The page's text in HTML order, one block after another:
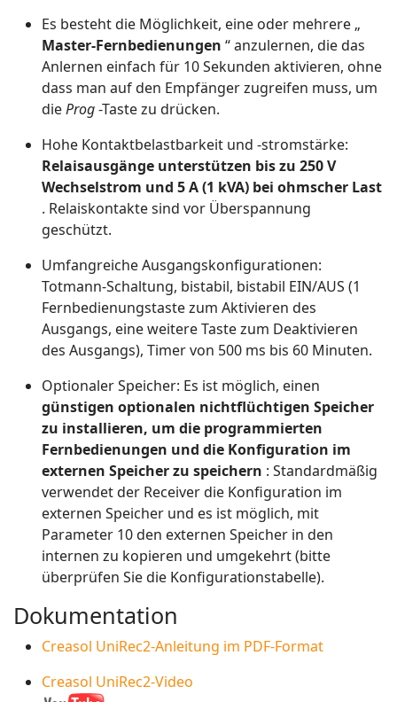
Es besteht die Möglichkeit, eine oder mehrere „
Master-Fernbedienungen “ anzulernen, die das
Anlernen einfach für 10 Sekunden aktivieren, ohne
dass man auf den Empfänger zugreifen muss, um
dieProg-Taste zu drücken.
Hohe Kontaktbelastbarkeit und -stromstärke:
Relaisausgänge unterstützen bis zu 250 V
Wechselstrom und 5 A (1 kVA) bei ohmscher Last
. Relaiskontakte sind vor Überspannung
geschützt.
Umfangreiche Ausgangskonfigurationen:
Totmann-Schaltung, bistabil, bistabil EIN/AUS (1
Fernbedienungstaste zum Aktivieren des
Ausgangs, eine weitere Taste zum Deaktivieren
des Ausgangs), Timer von 500 ms bis 60 Minuten.
Optionaler Speicher: Es ist möglich, einen
günstigen optionalen nichtflüchtigen Speicher
zu installieren, um die programmierten
Fernbedienungen und die Konfiguration im
externen Speicher zu speichern : Standardmäßig
verwendet der Receiver die Konfiguration im
externen Speicher und es ist möglich, mit
Parameter 10 den externen Speicher in den
internen zu kopieren und umgekehrt (bitte
überprüfen Sie die Konfigurationstabelle).
Dokumentation
Creasol UniRec2-Anleitung im PDF-Format
Creasol UniRec2-Video